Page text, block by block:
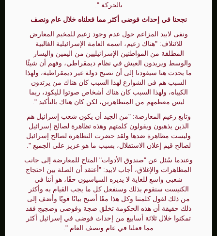
بالحركة ".
نجحنا في إحداث فوضى أكثر مما فعلناه خلال عام ونصف
ونفى لابيد المزاعم حول عدم وجود زعيم للمخيم المعارض
للائتلاف: "هناك زعيم، اسمه العامة الإسرائيلية الغالبية
المطلقة من المواطنين الإسرائيليين من اليمين واليسار
والوسط ويريدون العيش في نظام ديمقراطي، وفهم أن شيئًا
ما يحدث هنا سيقودنا إلى أن نصبح دولة غير ديمقراطية، ولهذا
السبب هم في الشوارع لهذا السبب كان هناك من يرتدون
الكيباه، ولهذا السبب كان هناك أشخاص صوتوا لليكود، ربما
ليس معظمهم من المتظاهرين، لكن كان هناك بالتأكيد ".
وتابع زعيم المعارضة: "من الجيد أن يكون شعب إسرائيل هم
الذين يذهبون ويقولون كلمتهم وهذه تظاهرة لصالح إسرائيل
وليست مظاهرة ضدها ولقد حضرت التظاهرة لصالح إسرائيل
لصالح قيم إعلان الاستقلال، بسبب ما هو عزيز على الجميع ".
وعندما سُئل عن "صندوق الأدوات" المتاح للمعارضة إلى جانب
المظاهرات والإغلاق، أجاب لابيد: "أعتقد أن الصلة بين احتجاج
شعبي واسع للغاية لا يديره السياسيون حقًا، هو أننا في
الكنيست سنقوم بذلك وسنفعل كل ما يجب القيام به وأكثر
من ذلك لقول كلمتنا وكل هذا معًا أصبح بيانًا قويًا وأضف إلى
ذلك حقيقة أن هذه الحكومة تخلق ضجة وفوضى وضجيج فقد
تمكنوا خلال ثلاثة أسابيع من إحداث فوضى في إسرائيل أكثر
مما فعلنا في عام ونصف العام ".